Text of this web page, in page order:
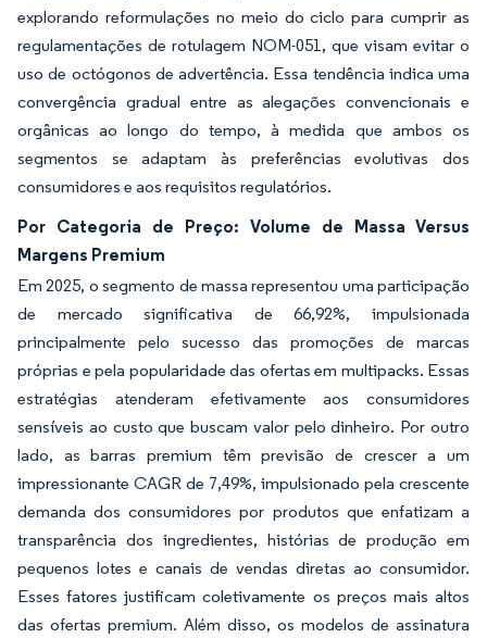
explorando reformulações no meio do ciclo para cumprir as
regulamentações de rotulagem NOM-051, que visam evitar o
uso de octógonos de advertência. Essa tendência indica uma
convergência gradual entre as alegações convencionais e
orgânicas ao longo do tempo, à medida que ambos os
segmentos se adaptam às preferências evolutivas dos
consumidores e aos requisitos regulatórios.
Por Categoria de Preço: Volume de Massa Versus
Margens Premium
Em 2025, o segmento de massa representou uma participação
de mercado significativa de 66,92%, impulsionada
principalmente pelo sucesso das promoções de marcas
próprias e pela popularidade das ofertas em multipacks. Essas
estratégias atenderam efetivamente aos consumidores
sensíveis ao custo que buscam valor pelo dinheiro. Por outro
lado, as barras premium têm previsão de crescer a um
impressionante CAGR de 7,49%, impulsionado pela crescente
demanda dos consumidores por produtos que enfatizam a
transparência dos ingredientes, histórias de produção em
pequenos lotes e canais de vendas diretas ao consumidor.
Esses fatores justificam coletivamente os preços mais altos
das ofertas premium. Além disso, os modelos de assinatura